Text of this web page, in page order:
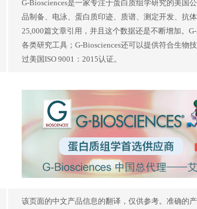
G-Biosciences是一家专注于蛋白质组学研究的美国
品制备、电泳、蛋白质印迹、质谱、测定开发、抗
25,000篇文章引用，并且这个数据还是不断增加。
各类研究工具；G-Biosciences还可以提供符合生物
过美国ISO 9001：2015认证。
该页面的中文产品信息的翻译，仅供参考。准确的